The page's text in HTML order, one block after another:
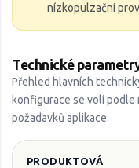
nízkopulzační
Technické
Přehled hlavních
konfigurace se volí podle
požadavků aplikace.
PRODUKTOVÁ